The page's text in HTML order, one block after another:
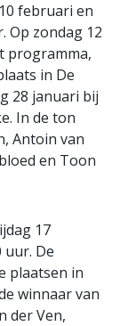
februari en
Op zondag 12
programma,
in De
28 januari bij
In de ton
Antoin van
en Toon
17
uur. De
plaatsen in
winnaar van
der Ven,